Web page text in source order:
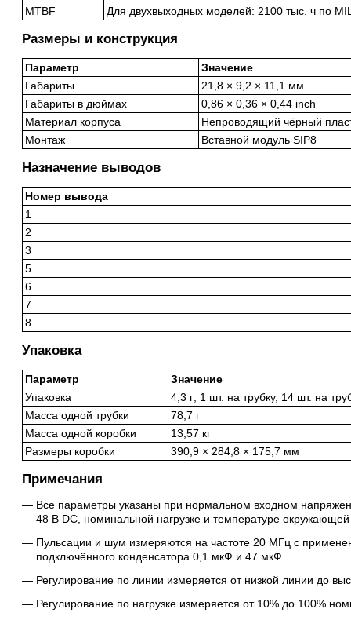
MTBF
Для двухвыходных моделей: 2100 тыс. ч по
Размеры и конструкция
Параметр
Значение
Габариты
21,8 × 9,2 × 11,1 мм
Габариты в дюймах
0,86 × 0,36 × 0,44 inch
Материал корпуса
Непроводящий чёрный
Монтаж
Вставной модуль SIP8
Назначение выводов
Номер вывода
1
2
3
5
6
7
8
Упаковка
Параметр
Значение
Упаковка
4,3 г; 1 шт. на трубку, 14 шт. на
Масса одной трубки
78,7 г
Масса одной коробки
13,57 кг
Размеры коробки
390,9 × 284,8 × 175,7 мм
Примечания
Все параметры указаны при нормальном входном
48 В DC, номинальной нагрузке и температуре
Пульсации и шум измеряются на частоте 20 МГц с
подключённого конденсатора 0,1 мкФ и 47 мкФ.
Регулирование по линии измеряется от низкой линии до
Регулирование по нагрузке измеряется от 10% до 100%